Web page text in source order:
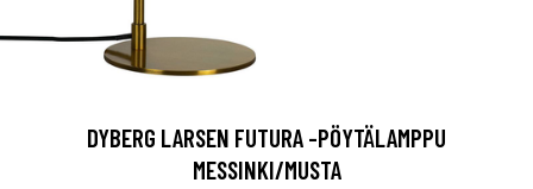
DYBERG LARSEN FUTURA -PÖYTÄLAMPPU
MESSINKI/MUSTA